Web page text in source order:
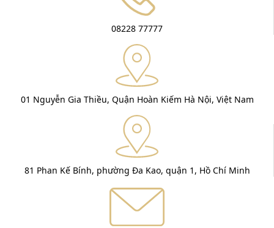
08228 77777
01 Nguyễn Gia Thiều, Quận Hoàn Kiếm Hà Nội, Việt Nam
81 Phan Kế Bính, phường Đa Kao, quận 1, Hồ Chí Minh